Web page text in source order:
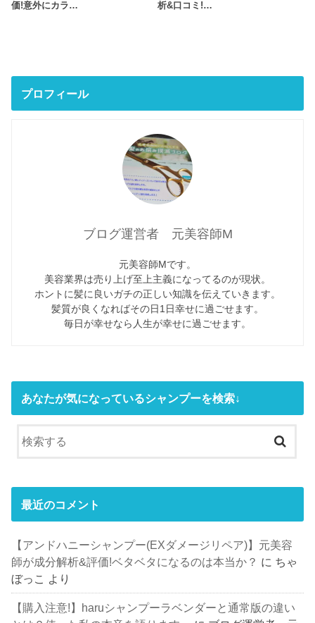
価!意外にカラ…
析&口コミ!…
プロフィール
ブログ運営者 元美容師M
元美容師Mです。
美容業界は売り上げ至上主義になってるのが現状。
ホントに髪に良いガチの正しい知識を伝えていきます。
髪質が良くなればその日1日幸せに過ごせます。
毎日が幸せなら人生が幸せに過ごせます。
あなたが気になっているシャンプーを検索↓
最近のコメント
【アンドハニーシャンプー(EXダメージリペア)】元美容
師が成分解析&評価!ベタベタになるのは本当か？ に ちゃ
ぼっこ
より
【購入注意!】haruシャンプーラベンダーと通常版の違い